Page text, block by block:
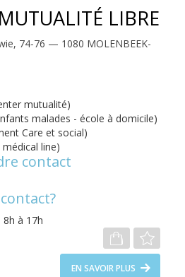
LIBRE
74-76 — 1080 MOLENBEEK-
mutualité)
malades - école à domicile)
Care et social)
line)
contact
8h à 17h
EN SAVOIR PLUS